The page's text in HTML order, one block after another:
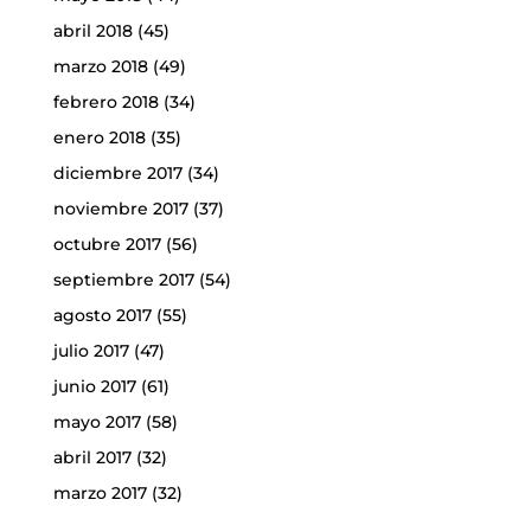
abril 2018(45)
marzo 2018(49)
febrero 2018(34)
enero 2018(35)
diciembre 2017(34)
noviembre 2017(37)
octubre 2017(56)
septiembre 2017(54)
agosto 2017(55)
julio 2017(47)
junio 2017(61)
mayo 2017(58)
abril 2017(32)
marzo 2017(32)